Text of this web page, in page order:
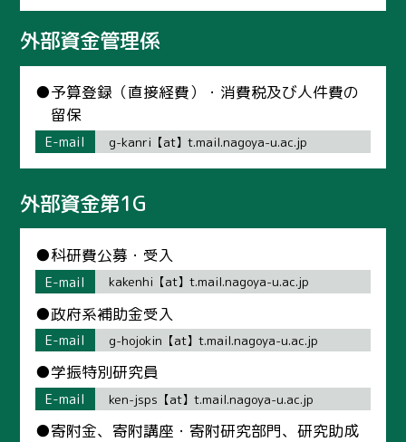
外部資金管理係
●予算登録（直接経費）・消費税及び人件費の
留保
E-mail g-kanri【at】t.mail.nagoya-u.ac.jp
外部資金第1G
●科研費公募・受入
E-mail kakenhi【at】t.mail.nagoya-u.ac.jp
●政府系補助金受入
E-mail g-hojokin【at】t.mail.nagoya-u.ac.jp
●学振特別研究員
E-mail ken-jsps【at】t.mail.nagoya-u.ac.jp
●寄附金、寄附講座・寄附研究部門、研究助成